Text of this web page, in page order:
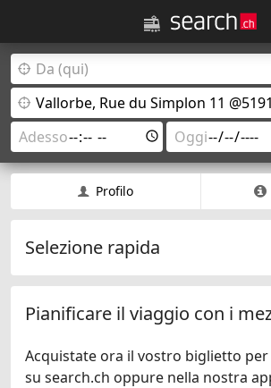
Profilo
Selezione rapida
Pianificare il viaggio con i
Acquistate ora il vostro biglietto
su search.ch oppure nella nostra